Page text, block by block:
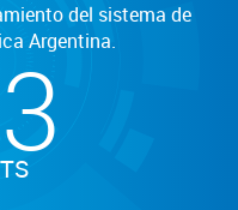
del sistema de
Argentina.